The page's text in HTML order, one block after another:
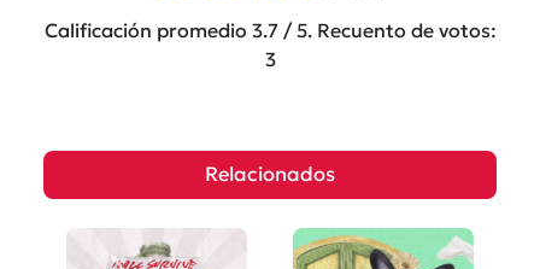
Calificación promedio 3.7/ 5. Recuento de votos:
3
Relacionados